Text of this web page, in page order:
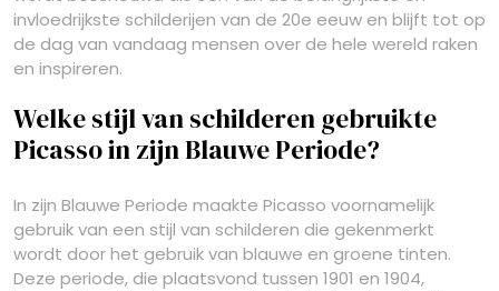
invloedrijkste schilderijen van de 20e eeuw en blijft tot op
de dag van vandaag mensen over de hele wereld raken
en inspireren.
Welke stijl van schilderen gebruikte
Picasso in zijn Blauwe Periode?
In zijn Blauwe Periode maakte Picasso voornamelijk
gebruik van een stijl van schilderen die gekenmerkt
wordt door het gebruik van blauwe en groene tinten.
Deze periode, die plaatsvond tussen 1901 en 1904,